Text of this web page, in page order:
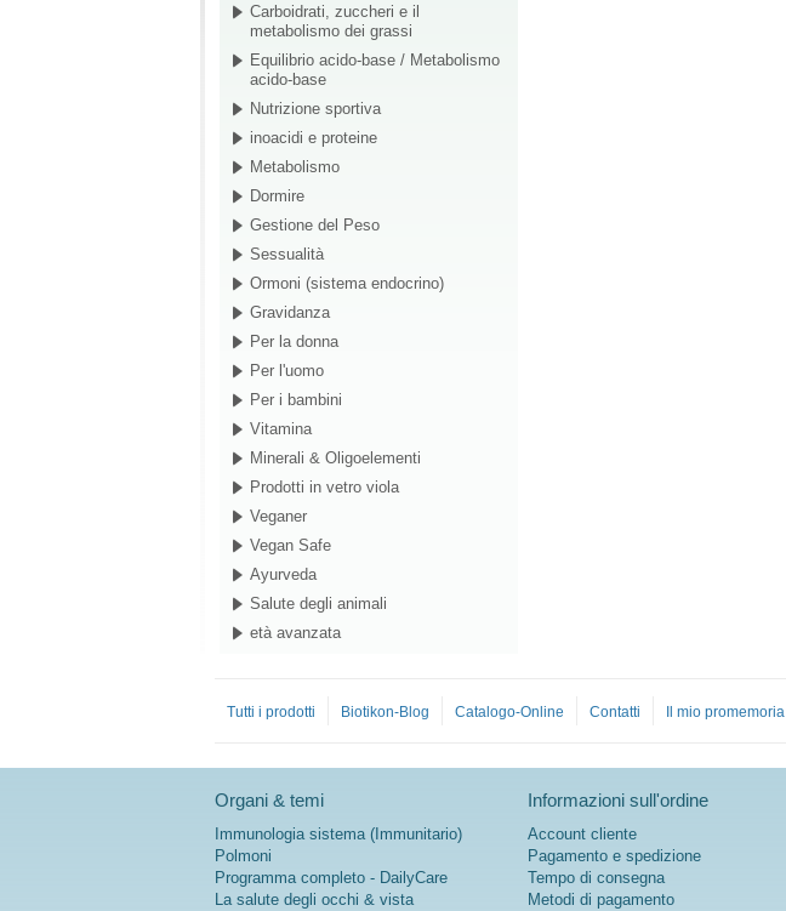
Carboidrati, zuccheri e il
metabolismo dei grassi
Equilibrio acido-base / Metabolismo
acido-base
Nutrizione sportiva
inoacidi e proteine
Metabolismo
Dormire
Gestione del Peso
Sessualità
Ormoni (sistema endocrino)
Gravidanza
Per la donna
Per l'uomo
Per i bambini
Vitamina
Minerali & Oligoelementi
Prodotti in vetro viola
Veganer
Vegan Safe
Ayurveda
Salute degli animali
età avanzata
Tutti i prodotti Biotikon-Blog Catalogo-Online Contatti Il mio promemoria
Organi & temi
Immunologia sistema (Immunitario)
Polmoni
Programma completo - DailyCare
La salute degli occhi & vista
Informazioni sull'ordine
Account cliente
Pagamento e spedizione
Tempo di consegna
Metodi di pagamento